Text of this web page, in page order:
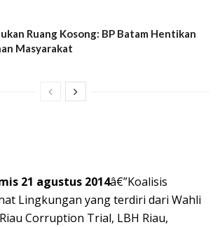
Ruang Kosong: BP Batam Hentikan
Masyarakat
21 agustus 2014â€”Koalisis
Lingkungan yang terdiri dari Wahli
Corruption Trial, LBH Riau,